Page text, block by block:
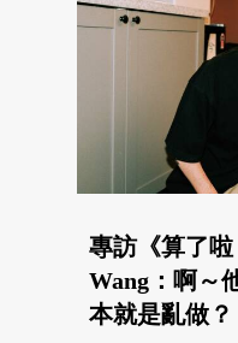
專訪《算了
Wang：啊～
本就是亂做？